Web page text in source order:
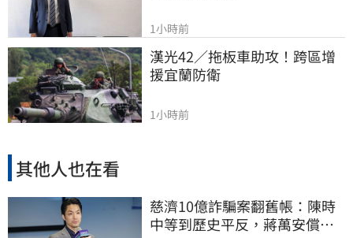
1小時前
漢光42／拖板車助攻！跨區增
援宜蘭防衛
1小時前
其他人也在看
慈濟10億詐騙案翻舊帳：陳時
中等到歷史平反，蔣萬安償還